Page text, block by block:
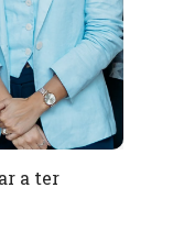
a ter